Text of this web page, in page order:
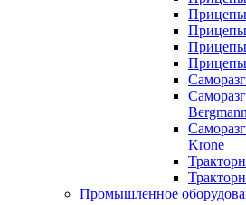
Прицепы
Прицепы
Прицепы
Bergmann
Krone
Промышленное